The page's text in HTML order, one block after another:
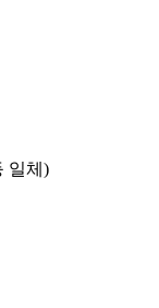
일체)